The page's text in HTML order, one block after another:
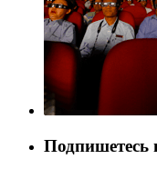
Подпишетесь